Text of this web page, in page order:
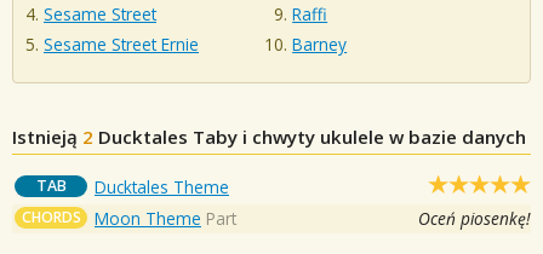
Sesame Street
Sesame Street Ernie
Raffi
Barney
Istnieją 2 Ducktales Taby i chwyty ukulele w bazie danych
TAB Ducktales Theme
CHORDS Moon Theme Part Oceń piosenkę!